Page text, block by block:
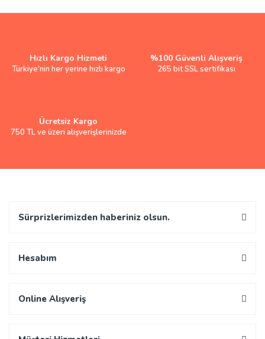
Hızlı Kargo Hizmeti
Türkiye'nin her yerine hızlı kargo
%100 Güvenli Alışveriş
265 bit SSL sertifikası
Ücretsiz Kargo
750 TL ve üzeri alışverişlerinizde
Sürprizlerimizden haberiniz olsun.
Hesabım
Online Alışveriş